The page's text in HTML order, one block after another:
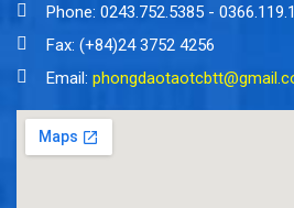
Phone: 0243.752.5385 -
Fax: (+84)24 3752 4256
Email: